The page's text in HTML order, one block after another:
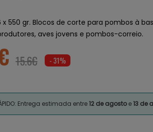
550 gr. Blocos de corte para pombos à
aves jovens e pombos-correio.
15.6€ - 31%
Entrega estimada entre12 de agostoe13 de